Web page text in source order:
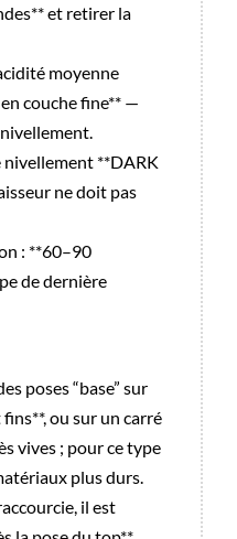
et retirer la
moyenne
couche fine** —
nivellement **DARK
ne doit pas
: **60–90
de dernière
poses “base” sur
ou sur un carré
vives ; pour ce type
plus durs.
il est